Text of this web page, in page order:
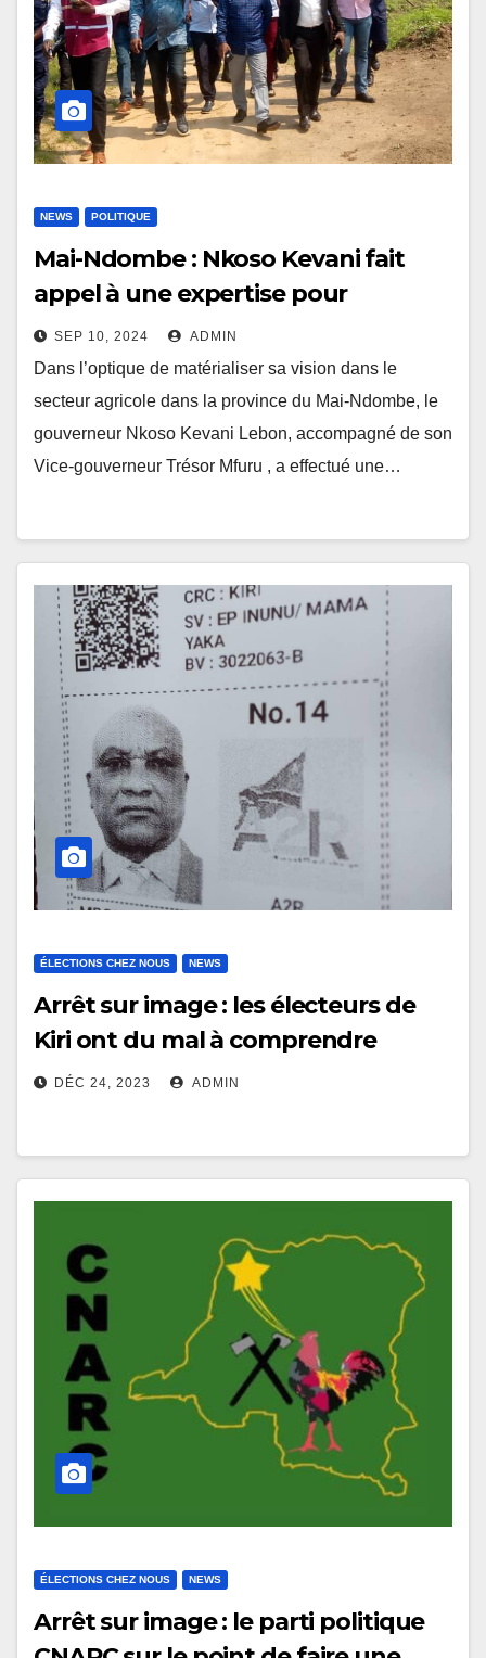
NEWS POLITIQUE
Mai-Ndombe : Nkoso Kevani fait
appel à une expertise pour
développer le secteur agricole
SEP 10, 2024 ADMIN
Dans l’optique de matérialiser sa vision dans le
secteur agricole dans la province du Mai-Ndombe, le
gouverneur Nkoso Kevani Lebon, accompagné de son
Vice-gouverneur Trésor Mfuru , a effectué une…
ÉLECTIONS CHEZ NOUS NEWS
Arrêt sur image : les électeurs de
Kiri ont du mal à comprendre
jusqu’aujourd’hui, l’apparition du
candidat Marius Trésor Boleko le
DÉC 24, 2023 ADMIN
ÉLECTIONS CHEZ NOUS NEWS
Arrêt sur image : le parti politique